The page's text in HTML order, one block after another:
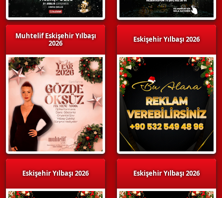
Muhtelif Eskişehir Yılbaşı
2026
Eskişehir Yılbaşı 2026
Eskişehir Yılbaşı 2026
Eskişehir Yılbaşı 2026